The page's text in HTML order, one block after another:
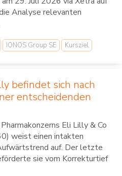
Analyse relevanten
IONOS Group SE Kursziel
befindet sich nach
entscheidenden
Eli Lilly & Co
weist einen intakten
auf. Der letzte
sie vom Korrekturtief